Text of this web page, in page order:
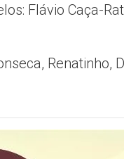
Flávio Caça-
Renatinho,